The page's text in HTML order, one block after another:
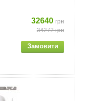
32640 грн
34272грн